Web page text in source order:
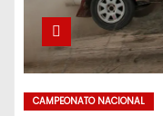
CAMPEONATO NACIONAL